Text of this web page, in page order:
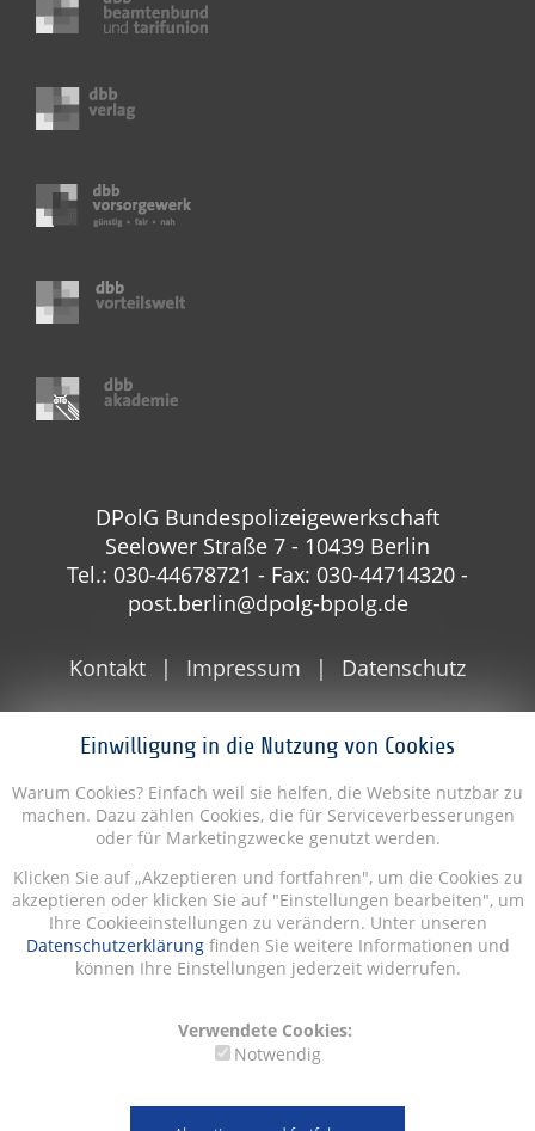
Einwilligung in die Nutzung von Cookies
Warum Cookies? Einfach weil sie helfen, die Website nutzbar zu
machen. Dazu zählen Cookies, die für Serviceverbesserungen
oder für Marketingzwecke genutzt werden.
Klicken Sie auf „Akzeptieren und fortfahren", um die Cookies zu
akzeptieren oder klicken Sie auf "Einstellungen bearbeiten", um
Ihre Cookieeinstellungen zu verändern. Unter unseren
Datenschutzerklärungfinden Sie weitere Informationen und
können Ihre Einstellungen jederzeit widerrufen.
Verwendete Cookies:
Notwendig
DPolG Bundespolizeigewerkschaft
Seelower Straße 7 - 10439 Berlin
Tel.: 030-44678721 - Fax: 030-44714320 -
post.berlin@dpolg-bpolg.de
Kontakt Impressum Datenschutz